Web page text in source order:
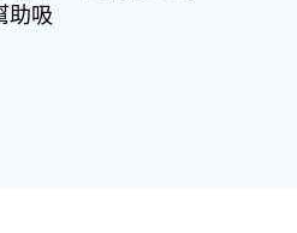
助吸